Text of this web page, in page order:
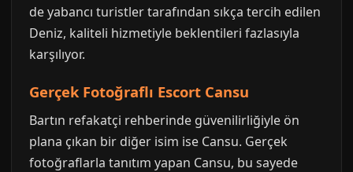
de yabancı turistler tarafından sıkça tercih edilen
Deniz, kaliteli hizmetiyle beklentileri fazlasıyla
karşılıyor.
Gerçek Fotoğraflı Escort Cansu
Bartın refakatçi rehberinde güvenilirliğiyle ön
plana çıkan bir diğer isim ise Cansu. Gerçek
fotoğraflarla tanıtım yapan Cansu, bu sayede